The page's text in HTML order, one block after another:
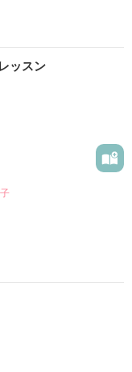
る〜」とはパラレ
ッスン
もちづきはな)27歳
うごうちまさき)29
なると思います。